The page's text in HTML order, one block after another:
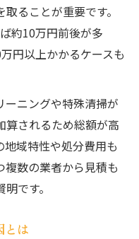
ることが重要です。
約10万円前後が多
円以上かかるケースも
ーニングや特殊清掃が
算されるため総額が高
地域特性や処分費用も
数の業者から見積も
です。
とは